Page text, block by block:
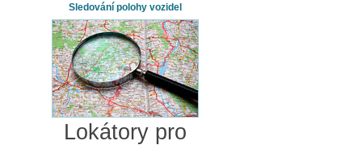
Sledování polohy vozidel
Lokátory pro